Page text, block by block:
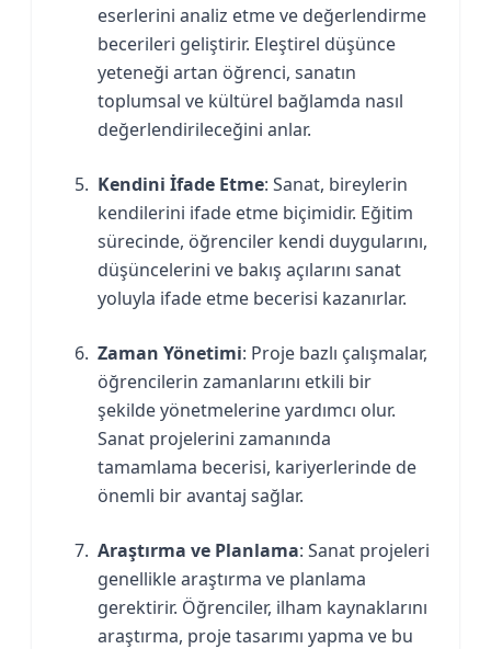
eserlerini analiz etme ve değerlendirme
becerileri geliştirir. Eleştirel düşünce
yeteneği artan öğrenci, sanatın
toplumsal ve kültürel bağlamda nasıl
değerlendirileceğini anlar.
Kendini İfade Etme: Sanat, bireylerin
kendilerini ifade etme biçimidir. Eğitim
sürecinde, öğrenciler kendi duygularını,
düşüncelerini ve bakış açılarını sanat
yoluyla ifade etme becerisi kazanırlar.
Zaman Yönetimi: Proje bazlı çalışmalar,
öğrencilerin zamanlarını etkili bir
şekilde yönetmelerine yardımcı olur.
Sanat projelerini zamanında
tamamlama becerisi, kariyerlerinde de
önemli bir avantaj sağlar.
Araştırma ve Planlama: Sanat projeleri
genellikle araştırma ve planlama
gerektirir. Öğrenciler, ilham kaynaklarını
araştırma, proje tasarımı yapma ve bu